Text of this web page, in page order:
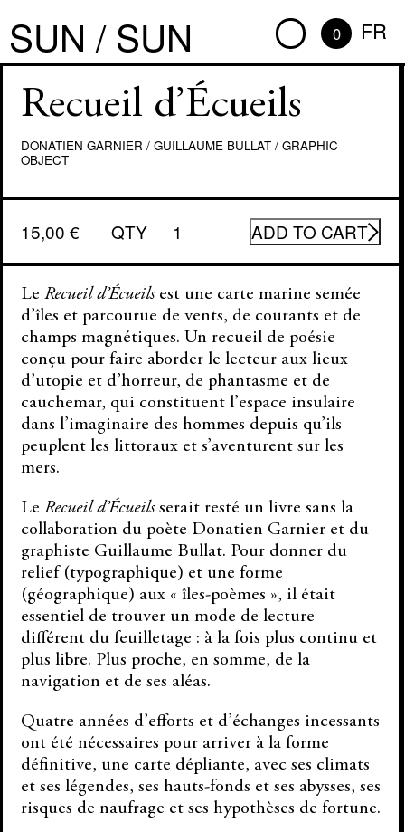
SUN / SUN 0 FR
Recueil d’Écueils
DONATIEN GARNIER / GUILLAUME BULLAT / GRAPHIC
OBJECT
15,00 € QTYRecueil
d'Écueils
ADD TO CART
Le Recueil d’Écueilsest une carte marine semée
d’îles et parcourue de vents, de courants et de
champs magnétiques. Un recueil de poésie
conçu pour faire aborder le lecteur aux lieux
d’utopie et d’horreur, de phantasme et de
cauchemar, qui constituent l’espace insulaire
dans l’imaginaire des hommes depuis qu’ils
peuplent les littoraux et s’aventurent sur les
mers.
Le Recueil d’Écueilsserait resté un livre sans la
collaboration du poète Donatien Garnier et du
graphiste Guillaume Bullat. Pour donner du
relief (typographique) et une forme
(géographique) aux « îles-poèmes », il était
essentiel de trouver un mode de lecture
différent du feuilletage : à la fois plus continu et
plus libre. Plus proche, en somme, de la
navigation et de ses aléas.
Quatre années d’efforts et d’échanges incessants
ont été nécessaires pour arriver à la forme
définitive, une carte dépliante, avec ses climats
et ses légendes, ses hauts-fonds et ses abysses, ses
risques de naufrage et ses hypothèses de fortune.